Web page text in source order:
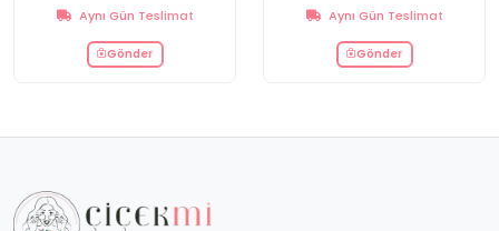
Aynı Gün Teslimat
Gönder
Aynı Gün Teslimat
Gönder